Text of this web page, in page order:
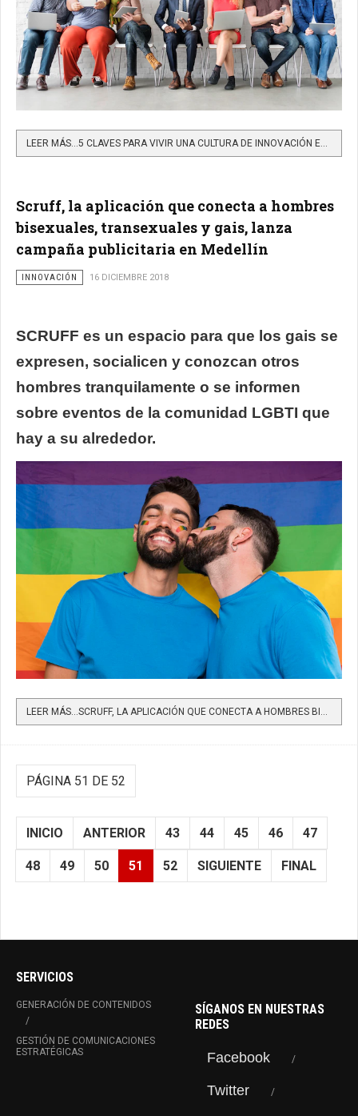
LEER MÁS…5 CLAVES PARA VIVIR UNA CULTURA DE INNOVACIÓN EN SU EMPRESA
Scruff, la aplicación que conecta a hombres
bisexuales, transexuales y gais, lanza
campaña publicitaria en Medellín
INNOVACIÓN 16 DICIEMBRE 2018
SCRUFF es un espacio para que los gais se
expresen, socialicen y conozcan otros
hombres tranquilamente o se informen
sobre eventos de la comunidad LGBTI que
hay a su alrededor.
LEER MÁS…SCRUFF, LA APLICACIÓN QUE CONECTA A HOMBRES BISEXUALES, TRANSEXUALES Y GAIS, LANZA CAMPAÑA...
PÁGINA 51 DE 52
INICIO ANTERIOR 43 44 45 46 47
48 49 50 51 52 SIGUIENTE FINAL
SERVICIOS
GENERACIÓN DE CONTENIDOS
GESTIÓN DE COMUNICACIONES
ESTRATÉGICAS
SÍGANOS EN NUESTRAS
REDES
Facebook
Twitter